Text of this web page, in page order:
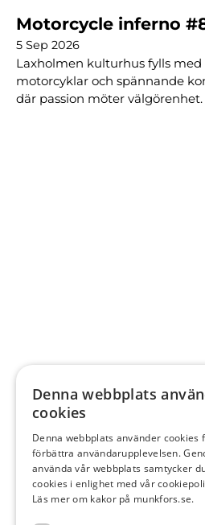
Motorcycle inferno
5 Sep 2026
Laxholmen kulturhus fylls med
motorcyklar och spännande
där passion möter välgörenhet.
Denna webbplats
cookies
Denna webbplats använder cookies
förbättra användarupplevelsen.
använda vår webbplats samtycker
cookies i enlighet med vår
Läs mer om kakor på munkfors.se.